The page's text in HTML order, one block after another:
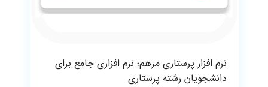
نرم افزار پرستاری مرهم؛ نرم افزاری جامع برای
دانشجویان رشته پرستاری